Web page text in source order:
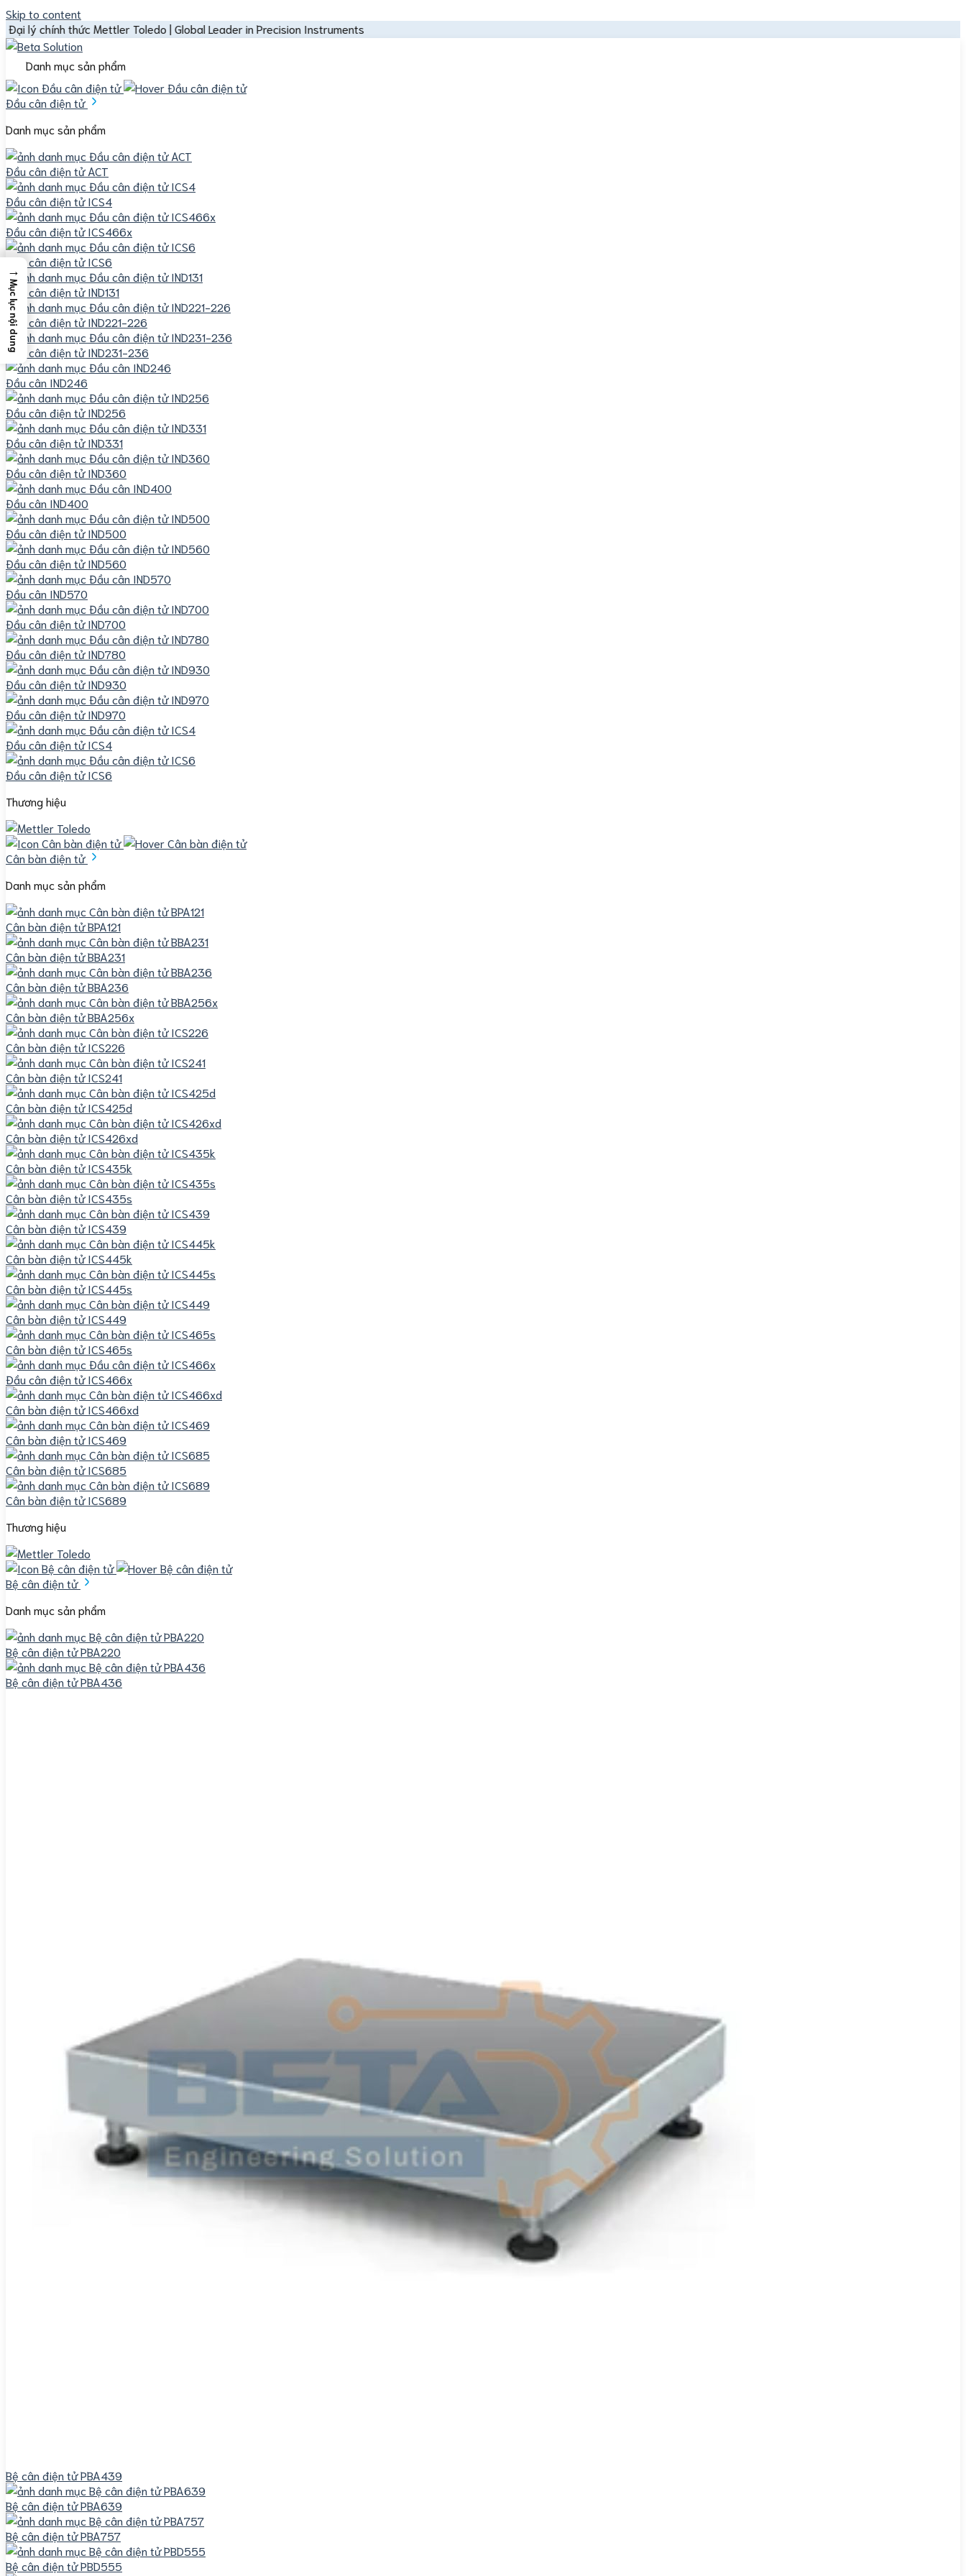
Skip to content
thức Mettler Toledo | Global Leader in Precision Instruments
Danh mục sản phẩm
Đầu cân điện tử
Danh mục sản phẩm
Đầu cân điện tử ACT
Đầu cân điện tử ICS4
Đầu cân điện tử ICS466x
Đầu cân điện tử ICS6
Đầu cân điện tử IND131
Đầu cân điện tử IND221-226
Đầu cân điện tử IND231-236
Đầu cân IND246
Đầu cân điện tử IND256
Đầu cân điện tử IND331
Đầu cân điện tử IND360
Đầu cân IND400
Đầu cân điện tử IND500
Đầu cân điện tử IND560
Đầu cân IND570
Đầu cân điện tử IND700
Đầu cân điện tử IND780
Đầu cân điện tử IND930
Đầu cân điện tử IND970
Đầu cân điện tử ICS4
Đầu cân điện tử ICS6
Thương hiệu
Cân bàn điện tử
Danh mục sản phẩm
Cân bàn điện tử BPA121
Cân bàn điện tử BBA231
Cân bàn điện tử BBA236
Cân bàn điện tử BBA256x
Cân bàn điện tử ICS226
Cân bàn điện tử ICS241
Cân bàn điện tử ICS425d
Cân bàn điện tử ICS426xd
Cân bàn điện tử ICS435k
Cân bàn điện tử ICS435s
Cân bàn điện tử ICS439
Cân bàn điện tử ICS445k
Cân bàn điện tử ICS445s
Cân bàn điện tử ICS449
Cân bàn điện tử ICS465s
Đầu cân điện tử ICS466x
Cân bàn điện tử ICS466xd
Cân bàn điện tử ICS469
Cân bàn điện tử ICS685
Cân bàn điện tử ICS689
Thương hiệu
Bệ cân điện tử
Danh mục sản phẩm
Bệ cân điện tử PBA220
Bệ cân điện tử PBA436
Bệ cân điện tử PBA439
Bệ cân điện tử PBA639
Bệ cân điện tử PBA757
Bệ cân điện tử PBD555
→
Mục lục nội dung